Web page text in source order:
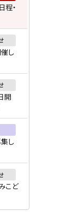
程・
し
開
し
こど